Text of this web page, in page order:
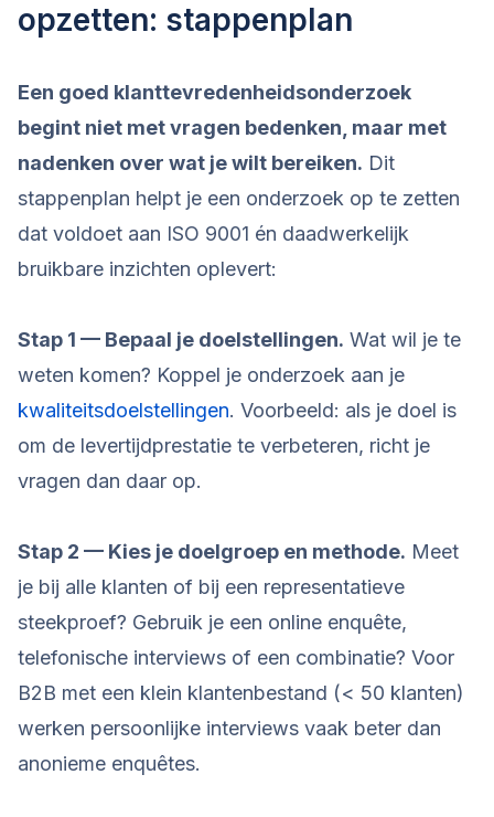
opzetten: stappenplan
Een goed klanttevredenheidsonderzoek
begint niet met vragen bedenken, maar met
nadenken over wat je wilt bereiken. Dit
stappenplan helpt je een onderzoek op te zetten
dat voldoet aan ISO 9001 én daadwerkelijk
bruikbare inzichten oplevert:
Stap 1 — Bepaal je doelstellingen. Wat wil je te
weten komen? Koppel je onderzoek aan je
kwaliteitsdoelstellingen. Voorbeeld: als je doel is
om de levertijdprestatie te verbeteren, richt je
vragen dan daar op.
Stap 2 — Kies je doelgroep en methode. Meet
je bij alle klanten of bij een representatieve
steekproef? Gebruik je een online enquête,
telefonische interviews of een combinatie? Voor
B2B met een klein klantenbestand (< 50 klanten)
werken persoonlijke interviews vaak beter dan
anonieme enquêtes.